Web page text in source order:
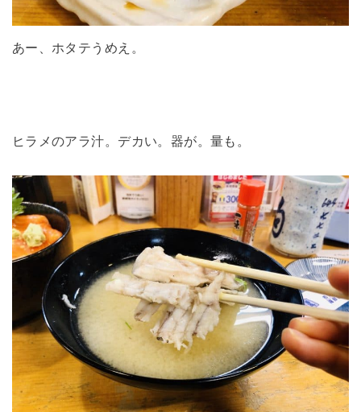
あー、ホタテうめえ。
ヒラメのアラ汁。デカい。器が。量も。